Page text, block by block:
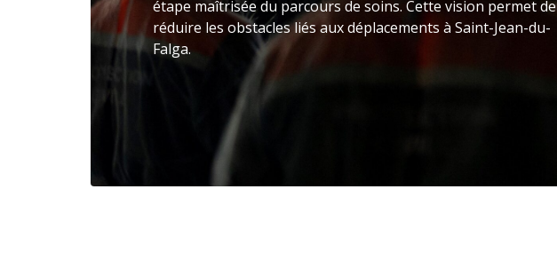
étape maîtrisée du parcours de soins. Cette vision permet de
réduire les obstacles liés aux déplacements à Saint-Jean-du-
Falga.